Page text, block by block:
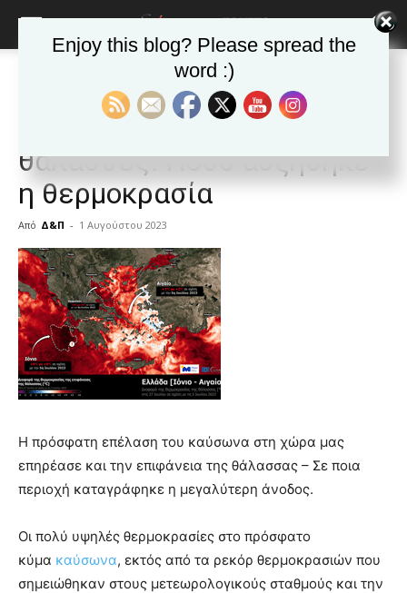
ΕΙΔΗΣΕΙΣ Ελλαδα
Καύσωνας και ελληνικές
θάλασσες: Πόσο αυξήθηκε
η θερμοκρασία
Από Δ&Π - 1 Αυγούστου 2023
blonde
lesbians
very
hot
cam
show.desi
xxx
brandi
you
the
meaning
pornhun
hd
porn
Η πρόσφατη επέλαση του καύσωνα στη χώρα μας
επηρέασε και την επιφάνεια της θάλασσας – Σε ποια
περιοχή καταγράφηκε η μεγαλύτερη άνοδος.
Οι πολύ υψηλές θερμοκρασίες στο πρόσφατο
κύμα καύσωνα, εκτός από τα ρεκόρ θερμοκρασιών που
σημειώθηκαν στους μετεωρολογικούς σταθμούς και την
Enjoy this blog? Please spread the
word :)